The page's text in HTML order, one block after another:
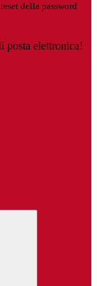
della password
posta elettronica!